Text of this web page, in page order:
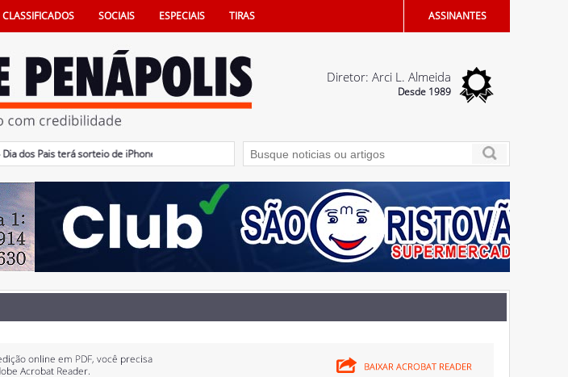
CLASSIFICADOS SOCIAIS ESPECIAIS TIRAS ASSINANTES
Diretor: Arci L. Almeida
Desde 1989
Pais terá sorteio de iPhone 16 no comércio de Penápolis 04/08/2026 - Saúde bucal: Penápolis terá Unidade